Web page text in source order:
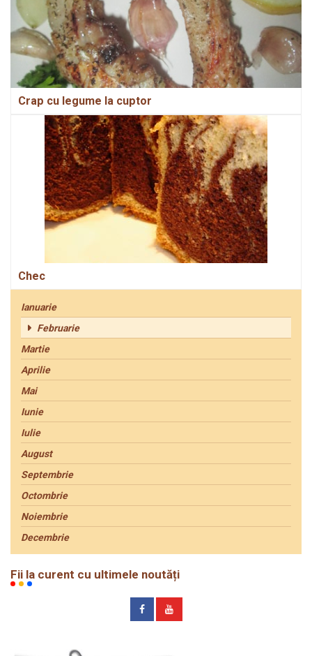
Crap cu legume la cuptor
Chec
Ianuarie
Februarie
Martie
Aprilie
Mai
Iunie
Iulie
August
Septembrie
Octombrie
Noiembrie
Decembrie
Fii la curent cu ultimele noutăți